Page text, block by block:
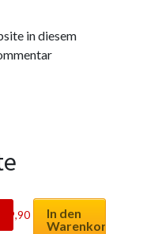
in diesem
19,90
In den
Warenkorb